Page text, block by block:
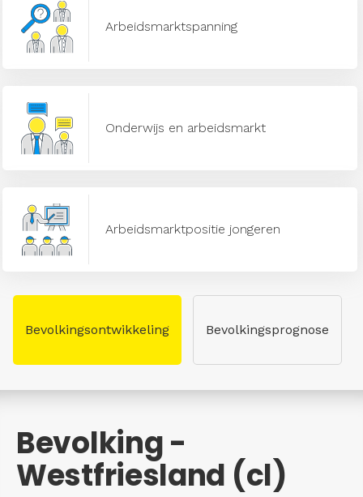
Arbeidsmarktspanning
Onderwijs en arbeidsmarkt
Arbeidsmarktpositie jongeren
Bevolkingsontwikkeling Bevolkingsprognose
Bevolking -
Westfriesland (cl)